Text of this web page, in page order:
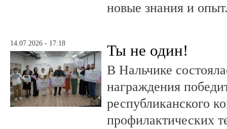
новые знания и
14.07.2026 - 17:18 Ты не один!
В Нальчике
награждения
республиканского
профилактических